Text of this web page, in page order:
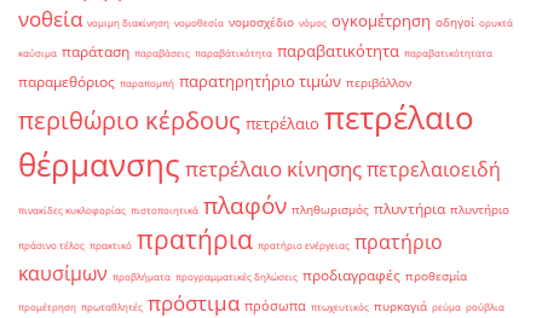
νοθεία νομιμη διακίνηση νομοθεσία νομοσχέδιο νόμος ογκομέτρηση οδηγοί ορυκτά
καύσιμα παράταση παραβάσεις παραβάτικότητα παραβατικότητα παραβατικότητατα
παραμεθόριος παραπομπή παρατηρητήριο τιμών περιβάλλον
περιθώριο κέρδους πετρέλαιο πετρέλαιο
θέρμανσης πετρέλαιο κίνησηςπετρελαιοειδή
πινακίδες κυκλοφορίας πιστοποιητικά πλαφόν πληθωρισμός πλυντήρια πλυντήριο
πράσινο τέλος πρακτικό πρατήρια πρατήριο ενέργειας πρατήριο
καυσίμων προβλήματα προγραμματικές δηλώσεις προδιαγραφές προθεσμία
προμέτρηση πρωταθλητές πρόστιμα πρόσωπα πτωχευτικός πυρκαγιά ρεύμα ρούβλια